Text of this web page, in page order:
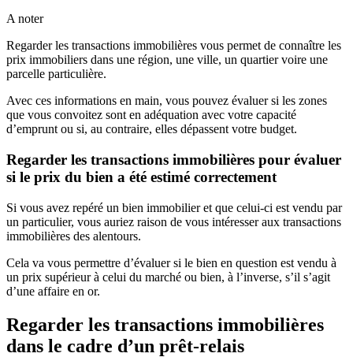
A noter
Regarder les transactions immobilières vous permet de connaître les
prix immobiliers dans une région, une ville, un quartier voire une
parcelle particulière.
Avec ces informations en main, vous pouvez évaluer si les zones
que vous convoitez sont en adéquation avec votre capacité
d’emprunt ou si, au contraire, elles dépassent votre budget.
Regarder les transactions immobilières pour évaluer
si le prix du bien a été estimé correctement
Si vous avez repéré un bien immobilier et que celui-ci est vendu par
un particulier, vous auriez raison de vous intéresser aux transactions
immobilières des alentours.
Cela va vous permettre d’évaluer si le bien en question est vendu à
un prix supérieur à celui du marché ou bien, à l’inverse, s’il s’agit
d’une affaire en or.
Regarder les transactions immobilières
dans le cadre d’un prêt-relais